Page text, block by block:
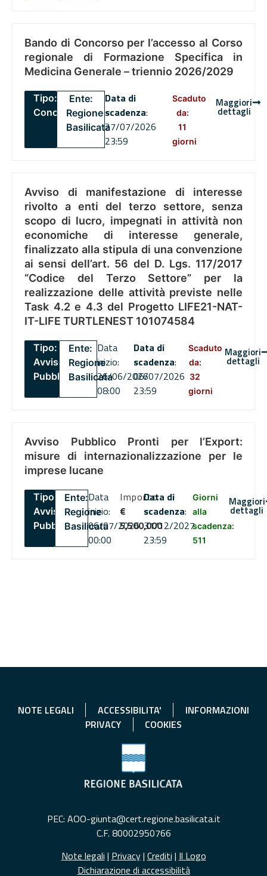
Bando di Concorso per l’accesso al Corso
regionale di Formazione Specifica in
Medicina Generale – triennio 2026/2029
Tipo:
Concorsi
Ente:
Regione
Basilicata
Data di
scadenza:
27/07/2026
23:59
Scaduto
da:
11
giorni
Maggiori
dettagli
Avviso di manifestazione di interesse
rivolto a enti del terzo settore, senza
scopo di lucro, impegnati in attività non
economiche di interesse generale,
finalizzato alla stipula di una convenzione
ai sensi dell’art. 56 del D. Lgs. 117/2017
“Codice del Terzo Settore” per la
realizzazione delle attività previste nelle
Task 4.2 e 4.3 del Progetto LIFE21-NAT-
IT-LIFE TURTLENEST 101074584
Tipo:
Avviso
Pubblico
Ente:
Regione
Basilicata
Data
inizio:
26/06/2026
08:00
Data di
scadenza:
06/07/2026
23:59
Scaduto
da:
32
giorni
Maggiori
dettagli
Avviso Pubblico Pronti per l’Export:
misure di internazionalizzazione per le
imprese lucane
Tipo:
Avviso
Pubblico
Ente:
Regione
Basilicata
Data
inizio:
06/07/2026
00:00
Importo
€
5,500,000
Data di
scadenza:
31/12/2027
23:59
Giorni
alla
scadenza:
511
Maggiori
dettagli
NOTE LEGALI ACCESSIBILITA'
INFORMAZIONI
PRIVACY
COOKIES
PEC: AOO-giunta@cert.regione.basilicata.it
C.F. 80002950766
Note legali | Privacy| Crediti | Il Logo
Dichiarazione di accessibilità